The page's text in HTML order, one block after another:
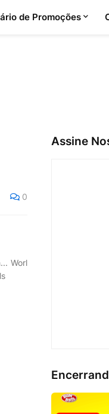
de Promoções
0
Worl
Assine